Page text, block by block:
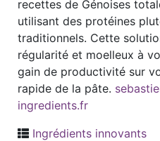
recettes de Génoises
utilisant des protéines
traditionnels. Cette
régularité et moelleux à
gain de productivité sur
rapide de la pâte.
ingredients.fr
Ingrédients innovants